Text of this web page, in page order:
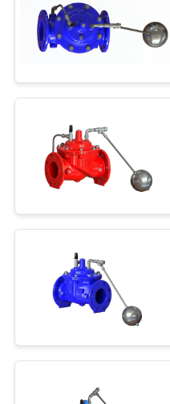
VIDEO
SIAMO
FATORY
TOUR
CONTROLLO
QUALITÀ
CONTATTACI
Valvola
attivata
Valvola
flangia